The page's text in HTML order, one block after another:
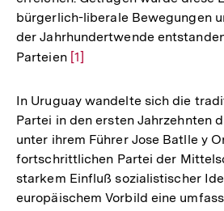
bürgerlich-liberale Bewegungen
der Jahrhundertwende
Parteien Zur
der
Fußnote
[1]
In Uruguay wandelte sich die
Partei in den ersten Jahrzehnten
unter ihrem Führer Jose Batlle y
fortschrittlichen Partei der
starkem Einfluß sozialistischer
europäischem Vorbild eine